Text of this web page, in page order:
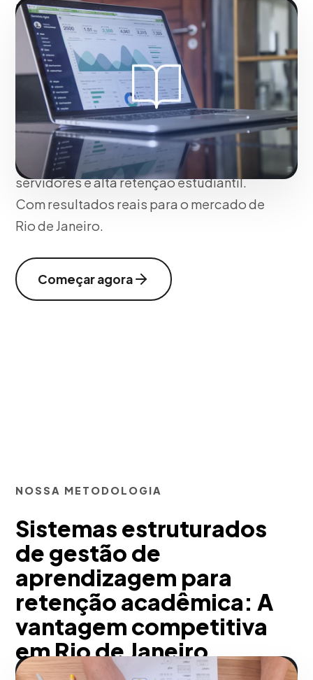
Em nossa agência, implementamos
arquitecturas LMS robustas (Moodle,
H5P, Google Classroom) adaptadas a a
demandia simultânea de alunos.
Estruturamos ambientes virtuais de
aprendizaje com gamificação e
pedagogia digital interactiva,
garantizando seguridad, estabilidad de
servidores e alta retenção estudiantil.
Com resultados reais para o mercado de
Rio de Janeiro.
Começar agora
NOSSA METODOLOGIA
Sistemas estruturados
de gestão de
aprendizagem para
retenção acadêmica: A
vantagem competitiva
em Rio de Janeiro